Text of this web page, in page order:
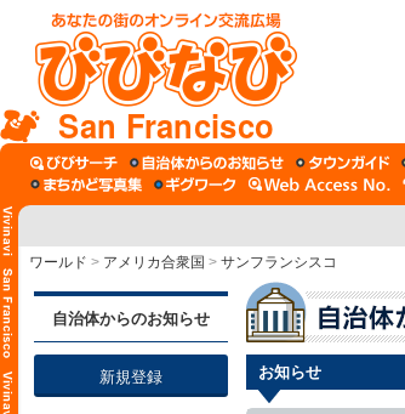
San Francisco
ワールド > アメリカ合衆国 > サンフランシスコ
自治体からのお知らせ
新規登録 お知らせ